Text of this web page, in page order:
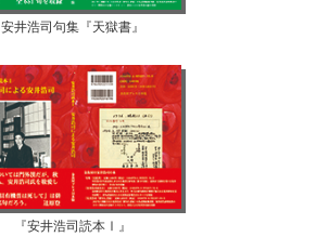
安井浩司句集『天獄書』
『安井浩司読本Ⅰ』